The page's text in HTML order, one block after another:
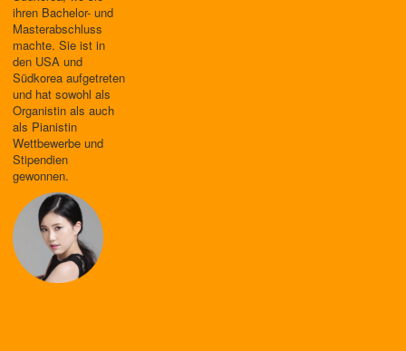
ihren Bachelor- und
Masterabschluss
machte. Sie ist in
den USA und
Südkorea aufgetreten
und hat sowohl als
Organistin als auch
als Pianistin
Wettbewerbe und
Stipendien
gewonnen.